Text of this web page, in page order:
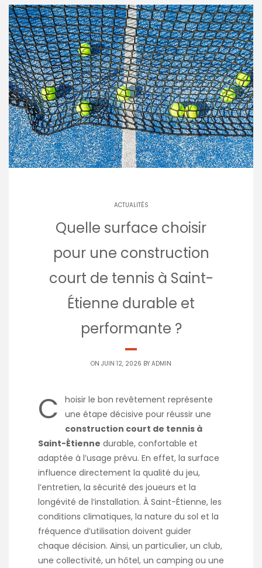
ACTUALITÉS
Quelle surface choisir
pour une construction
court de tennis à Saint-
Étienne durable et
performante ?
ON JUIN 12, 2026 BY ADMIN
C
hoisir le bon revêtement représente
une étape décisive pour réussir une
construction court de tennis à
Saint-Étienne durable, confortable et
adaptée à l’usage prévu. En effet, la surface
influence directement la qualité du jeu,
l’entretien, la sécurité des joueurs et la
longévité de l’installation. À Saint-Étienne, les
conditions climatiques, la nature du sol et la
fréquence d’utilisation doivent guider
chaque décision. Ainsi, un particulier, un club,
une collectivité, un hôtel, un camping ou une